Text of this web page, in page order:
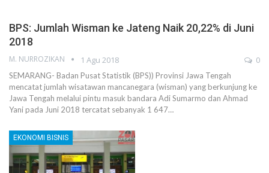
BPS: Jumlah Wisman ke Jateng Naik 20,22% di Juni
2018
M. NURROZIKAN 1 Agu 2018 0
SEMARANG- Badan Pusat Statistik (BPS)) Provinsi Jawa Tengah
mencatat jumlah wisatawan mancanegara (wisman) yang berkunjung ke
Jawa Tengah melalui pintu masuk bandara Adi Sumarmo dan Ahmad
Yani pada Juni 2018 tercatat sebanyak 1 647…
EKONOMI BISNIS